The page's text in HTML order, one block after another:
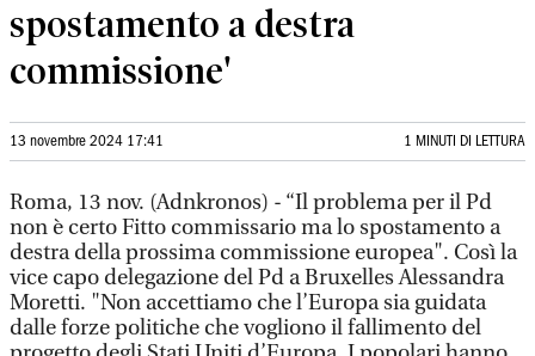
spostamento a destra
commissione'
13 novembre 2024 17:41 1 MINUTI DI LETTURA
Roma, 13 nov. (Adnkronos) - “Il problema per il Pd
non è certo Fitto commissario ma lo spostamento a
destra della prossima commissione europea". Così la
vice capo delegazione del Pd a Bruxelles Alessandra
Moretti. "Non accettiamo che l’Europa sia guidata
dalle forze politiche che vogliono il fallimento del